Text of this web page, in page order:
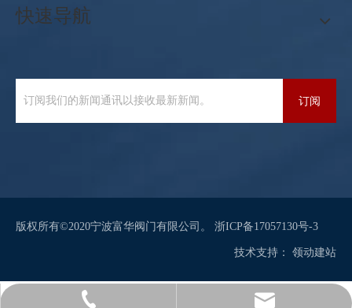
快速导航
订阅
版权所有©2020宁波富华阀门有限公司。 浙ICP备17057130号-3
技术支持： 领动建站